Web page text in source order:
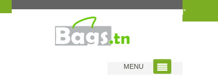
MENU
Home | Sac Pharmacie Standard | Sac Pharmacie SPOT “Extra Small”